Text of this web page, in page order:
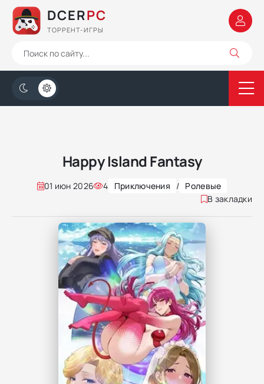
DCERPC
ТОРРЕНТ-ИГРЫ
Happy Island Fantasy
01 июн 2026 4 Приключения / Ролевые
В закладки